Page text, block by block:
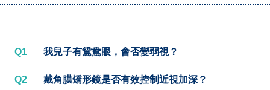
Q1 我兒子有鴛鴦眼，會否變弱視？
Q2 戴角膜矯形鏡是否有效控制近視加深？